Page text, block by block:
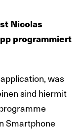
Nicolas
programmiert
was
sind hiermit
Smartphone